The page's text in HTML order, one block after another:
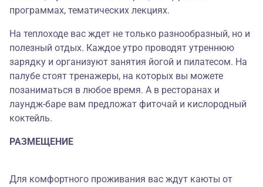
программах, тематических лекциях.
На теплоходе вас ждет не только разнообразный, но и
полезный отдых. Каждое утро проводят утреннюю
зарядку и организуют занятия йогой и пилатесом. На
палубе стоят тренажеры, на которых вы можете
позаниматься в любое время. А в ресторанах и
лаундж-баре вам предложат фиточай и кислородный
коктейль.
РАЗМЕЩЕНИЕ
Для комфортного проживания вас ждут каюты от